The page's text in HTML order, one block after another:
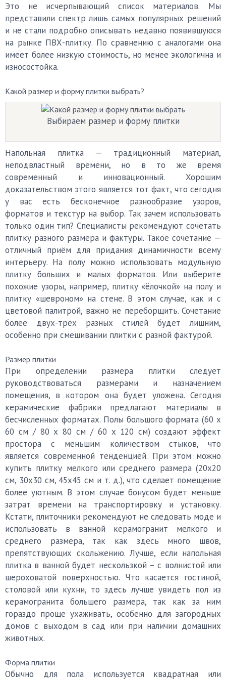
Это не исчерпывающий список материалов. Мы
представили спектр лишь самых популярных решений
и не стали подробно описывать недавно появившуюся
на рынке ПВХ-плитку. По сравнению с аналогами она
имеет более низкую стоимость, но менее экологична и
износостойка.
Какой размер и форму плитки выбрать?
Выбираем размер и форму плитки
Напольная плитка — традиционный материал,
неподвластный времени, но в то же время
современный и инновационный. Хорошим
доказательством этого является тот факт, что сегодня
у вас есть бесконечное разнообразие узоров,
форматов и текстур на выбор. Так зачем использовать
только один тип? Специалисты рекомендуют сочетать
плитку разного размера и фактуры. Такое сочетание —
отличный приём для придания динамичности всему
интерьеру. На полу можно использовать модульную
плитку больших и малых форматов. Или выберите
похожие узоры, например, плитку «ёлочкой» на полу и
плитку «шевроном» на стене. В этом случае, как и с
цветовой палитрой, важно не переборщить. Сочетание
более двух-трёх разных стилей будет лишним,
особенно при смешивании плитки с разной фактурой.
Размер плитки
При определении размера плитки следует
руководствоваться размерами и назначением
помещения, в котором она будет уложена. Сегодня
керамические фабрики предлагают материалы в
бесчисленных форматах. Полы большого формата (60 х
60 см / 80 х 80 см / 60 х 120 см) создают эффект
простора с меньшим количеством стыков, что
является современной тенденцией. При этом можно
купить плитку мелкого или среднего размера (20х20
см, 30х30 см, 45х45 см и т. д.), что сделает помещение
более уютным. В этом случае бонусом будет меньше
затрат времени на транспортировку и установку.
Кстати, плиточники рекомендуют не следовать моде и
использовать в ванной керамогранит мелкого и
среднего размера, так как здесь много швов,
препятствующих скольжению. Лучше, если напольная
плитка в ванной будет нескользкой – с волнистой или
шероховатой поверхностью. Что касается гостиной,
столовой или кухни, то здесь лучше увидеть пол из
керамогранита большего размера, так как за ним
гораздо проще ухаживать, особенно для загородных
домов с выходом в сад или при наличии домашних
животных.
Форма плитки
Обычно для пола используется квадратная или